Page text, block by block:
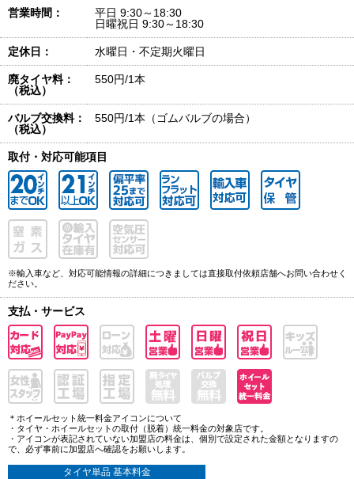
営業時間：
平日 9:30～18:30
日曜祝日 9:30～18:30
定休日： 水曜日・不定期火曜日
廃タイヤ料：
（税込）
550円/1本
バルブ交換料：
（税込）
550円/1本（ゴムバルブの場合）
取付・対応可能項目
※輸入車など、対応可能情報の詳細につきましては直接取付依頼店舗へお問い合わせく
ださい。
支払・サービス
＊ホイールセット統一料金アイコンについて
・タイヤ・ホイールセットの取付（脱着）統一料金の対象店です。
・アイコンが表記されていない加盟店の料金は、個別で設定された金額となりますの
で、必ず事前に加盟店へ確認をお願いします。
タイヤ単品 基本料金